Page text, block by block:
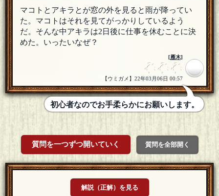
マコトとアキラとが窓の外を見ると雨が降ってい
た。マコトはそれを見てがっかりしているよう
だ。そんな中アキラは2日後に仕事を休むことに決
めた。いったいなぜ？
[雁木]
【ウミガメ】22年03月06日 00:57
初心者なのでお手柔らかにお願いします。
質問を一つずつ開いていく 質問を全部開く
解説（正解）を見る